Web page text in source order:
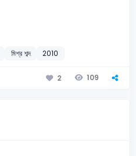
মিশ্র শব্দ 2010
2 109